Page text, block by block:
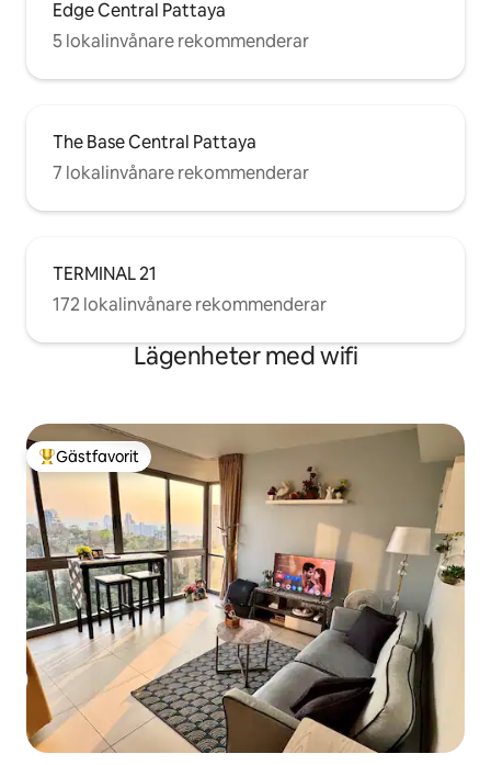
Edge Central Pattaya
5 lokalinvånare rekommenderar
The Base Central Pattaya
7 lokalinvånare rekommenderar
TERMINAL 21
172 lokalinvånare rekommenderar
Lägenheter med wifi
Populär gästfavorit
Gästfavorit